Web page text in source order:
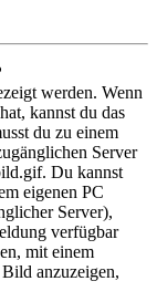
werden. Wenn
kannst du das
du zu einem
Server
Du kannst
eigenen PC
Server),
verfügbar
mit einem
anzuzeigen,